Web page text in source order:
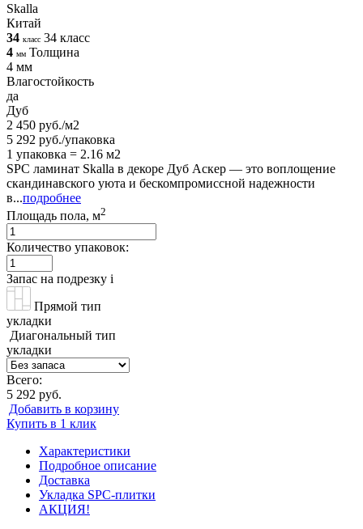
Skalla
Китай
34 класс 34 класс
4 мм Толщина
4 мм
Влагостойкость
да
Дуб
2 450 руб./м2
5 292 руб./упаковка
1 упаковка = 2.16 м2
SPC ламинат Skalla в декоре Дуб Аскер — это воплощение
скандинавского уюта и бескомпромиссной надежности
в...подробнее
Площадь пола, м2
Количество упаковок:
Запас на подрезку i
Прямой тип
укладки
Диагональный тип
укладки
Всего:
5 292 руб.
Добавить в корзину
Купить в 1 клик
Характеристики
Подробное описание
Доставка
Укладка SPC-плитки
АКЦИЯ!